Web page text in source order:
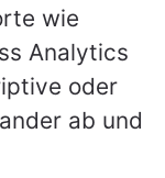
wie
Analytics
oder
ab und